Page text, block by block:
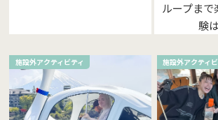
ループま
験
施設外アクティビティ 施設外アクティ